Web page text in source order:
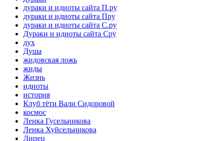
дураки и идиоты сайта П.ру
дураки и идиоты сайта Пру
дураки и идиоты сайта С.ру
Дураки и идиоты сайта Сру
дух
Душа
жидовская ложь
жиды
Жизнь
идиоты
история
Клуб тёти Вали Сидоровой
космос
Ленка Гусельникова
Ленка Хуйсельникова
Липец